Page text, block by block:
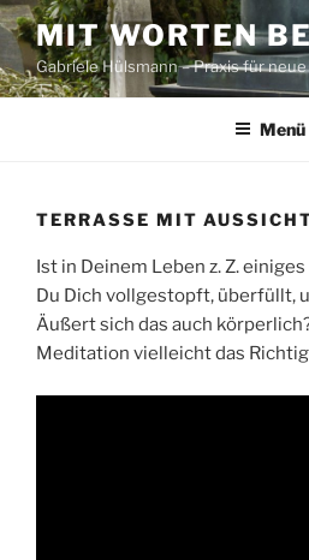
Zum
Inhalt
springen
MIT WORTEN
Gabriele Hülsmann – Praxis für
Menü
TERRASSE MIT
Ist in Deinem Leben z. Z.
Du Dich vollgestopft, überfüllt,
Äußert sich das auch
Meditation vielleicht das